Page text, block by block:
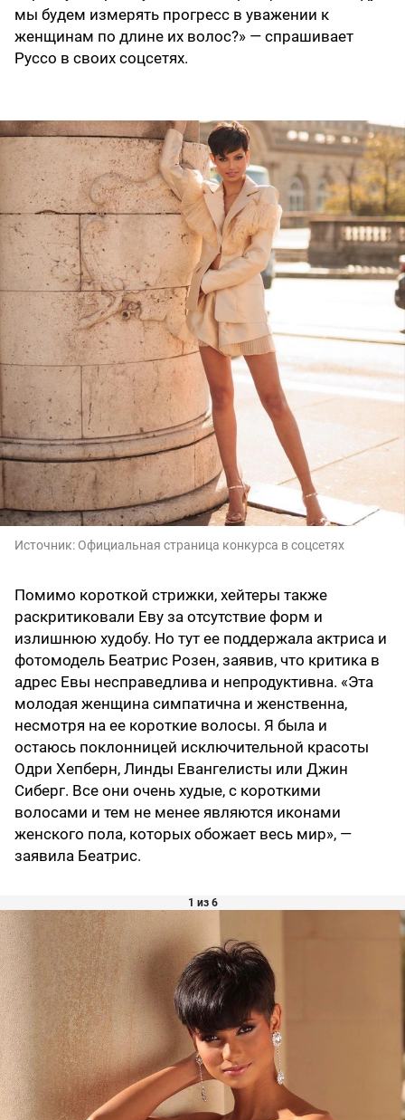
мы будем измерять прогресс в уважении к
женщинам по длине их волос?» — спрашивает
Руссо в своих соцсетях.
Источник: Официальная страница конкурса в соцсетях
Помимо короткой стрижки, хейтеры также
раскритиковали Еву за отсутствие форм и
излишнюю худобу. Но тут ее поддержала актриса и
фотомодель Беатрис Розен, заявив, что критика в
адрес Евы несправедлива и непродуктивна. «Эта
молодая женщина симпатична и женственна,
несмотря на ее короткие волосы. Я была и
остаюсь поклонницей исключительной красоты
Одри Хепберн, Линды Евангелисты или Джин
Сиберг. Все они очень худые, с короткими
волосами и тем не менее являются иконами
женского пола, которых обожает весь мир», —
заявила Беатрис.
1 из 6